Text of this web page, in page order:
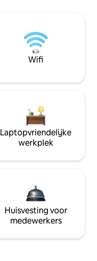
Wifi
Laptopvriendelijke
werkplek
Huisvesting voor
medewerkers